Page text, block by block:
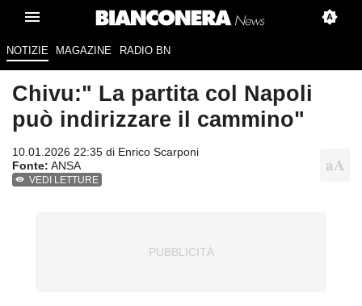
NOTIZIE MAGAZINE RADIO BN
Chivu:" La partita col Napoli
può indirizzare il cammino"
10.01.2026 22:35 di Enrico Scarponi
Fonte: ANSA
VEDI LETTURE